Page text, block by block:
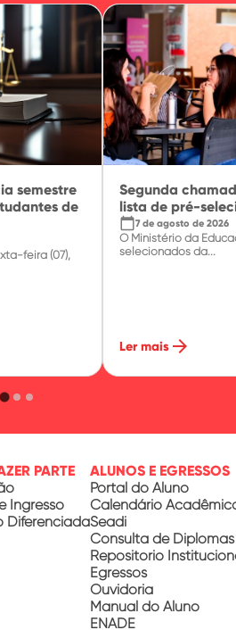
semestre
de
feira (07),
Segunda
lista de pré-
calendar_today7 de agosto de 2026
O Ministério da
selecionados da...
Ler mais arrow_forward
PARTE
Ingresso
Diferenciada
ALUNOS E EGRESSOS
Portal do Aluno
Calendário
Seadi
Consulta de Diplomas
Repositório
Egressos
Ouvidoria
Manual do Aluno
ENADE